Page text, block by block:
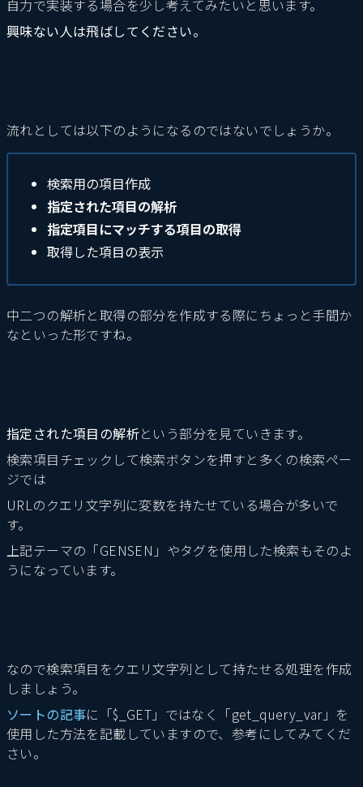
自力で実装する場合を少し考えてみたいと思います。
興味ない人は飛ばしてください。
流れとしては以下のようになるのではないでしょうか。
検索用の項目作成
指定された項目の解析
指定項目にマッチする項目の取得
取得した項目の表示
中二つの解析と取得の部分を作成する際にちょっと手間か
なといった形ですね。
指定された項目の解析という部分を見ていきます。
検索項目チェックして検索ボタンを押すと多くの検索ペー
ジでは
URLのクエリ文字列に変数を持たせている場合が多いで
す。
上記テーマの「GENSEN」やタグを使用した検索もそのよ
うになっています。
なので検索項目をクエリ文字列として持たせる処理を作成
しましょう。
ソートの記事に「$_GET」ではなく「get_query_var」を
使用した方法を記載していますので、参考にしてみてくだ
さい。